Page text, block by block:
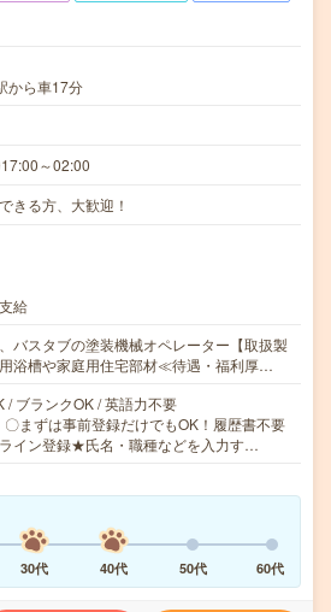
から車17分
～02:00
きる方、大歓迎！
給
バスタブの塗装機械オペレーター【取扱製
浴槽や家庭用住宅部材≪待遇・福利厚…
/ ブランクOK / 英語力不要
まずは事前登録だけでもOK！履歴書不要
イン登録★氏名・職種などを入力す…
30代 40代 50代 60代